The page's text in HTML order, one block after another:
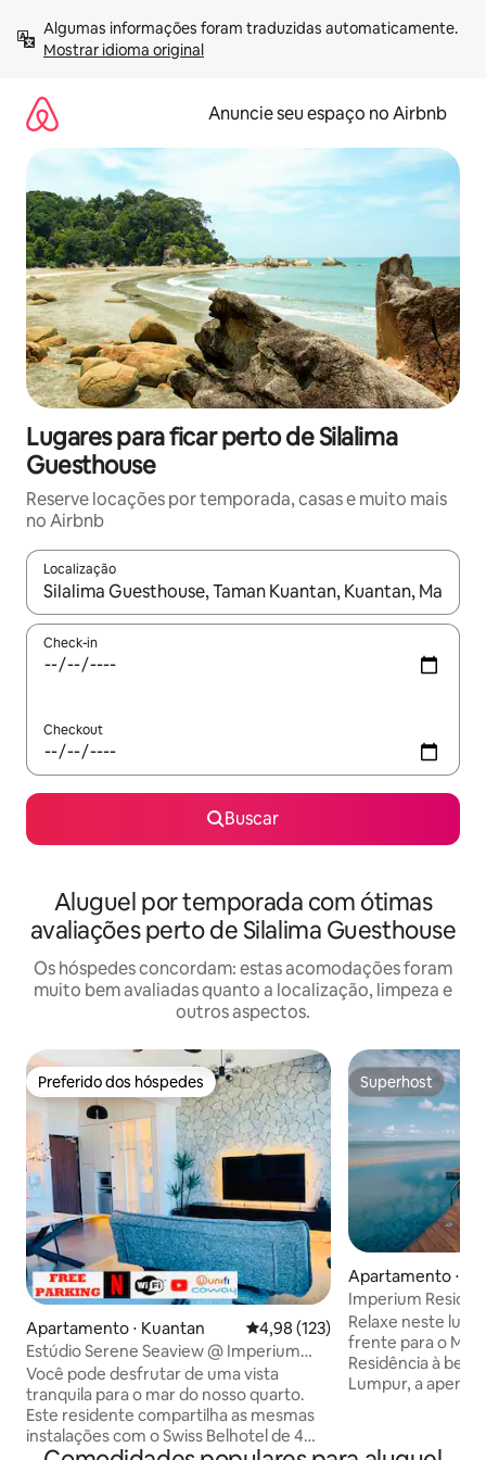
para
Mostrar idioma original
Anuncie seu espaço no Airbnb
Lugares para ficar perto de Silalima
Guesthouse
Reserve locações por temporada, casas e muito mais
no Airbnb
Localização
Quando os resultados estiverem disponíveis, explore-os
Check-in
Checkout
Buscar
Aluguel por temporada com ótimas
avaliações perto de Silalima Guesthouse
Os hóspedes concordam: estas acomodações foram
muito bem avaliadas quanto a localização, limpeza e
outros aspectos.
Preferido dos hóspedes
Preferido dos hóspedes
Apartamento ⋅ Kuantan 4,98 de uma avaliação média de
4,98 (123)
Estúdio Serene Seaview @ Imperium
Residence
Você pode desfrutar de uma vista
tranquila para o mar do nosso quarto.
Este residente compartilha as mesmas
instalações com o Swiss Belhotel de 4
Superhost
Superhost
Apartamento ⋅
Imperium
Netflix + Wi-Fi
Relaxe neste
frente para o Mar
Residência à
Lumpur, a
ao vivo da sala de estar.